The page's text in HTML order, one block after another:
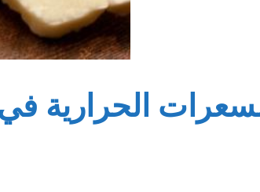
الحرارية